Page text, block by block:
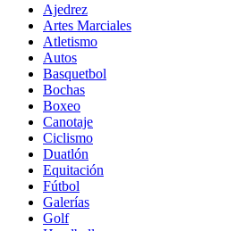
Ajedrez
Artes Marciales
Atletismo
Autos
Basquetbol
Bochas
Boxeo
Canotaje
Ciclismo
Duatlón
Equitación
Fútbol
Galerías
Golf